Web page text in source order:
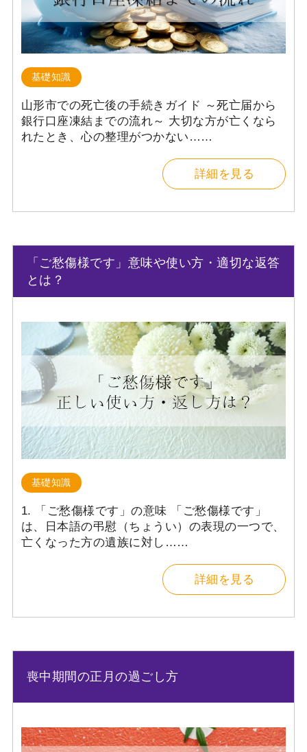
基礎知識
山形市での死亡後の手続きガイド ～死亡届から
銀行口座凍結までの流れ～ 大切な方が亡くなら
れたとき、心の整理がつかない……
詳細を見る
「ご愁傷様です」意味や使い方・適切な返答
とは？
基礎知識
1. 「ご愁傷様です」の意味 「ご愁傷様です」
は、日本語の弔慰（ちょうい）の表現の一つで、
亡くなった方の遺族に対し……
詳細を見る
喪中期間の正月の過ごし方